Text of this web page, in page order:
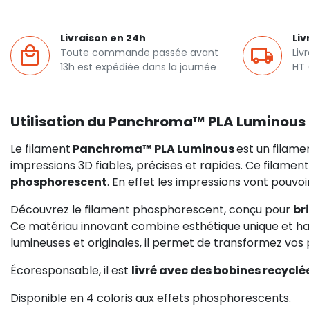
Livraison en 24h
Toute commande passée avant
13h est expédiée dans la journée
Utilisation du Panchroma™ PLA Luminous
Le filament Panchroma™ PLA Luminousest un
impressions 3D fiables, précises et rapides. Ce
phosphorescent. En effet les impressions vont
Découvrez le filament phosphorescent, conçu pour
Ce matériau innovant combine esthétique unique et
lumineuses et originales, il permet de transformez
Écoresponsable, il est livré avec des bobines
Disponible en 4 coloris aux effets phosphorescents.